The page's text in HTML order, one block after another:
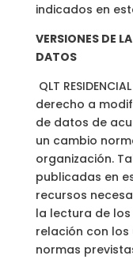
indicados en
VERSIONES DE
DATOS
QLT
derecho a
de datos de
un cambio
organización.
publicadas en
recursos
la lectura de los
relación con los
normas